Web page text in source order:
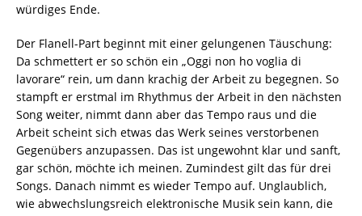
würdiges Ende.
Der Flanell-Part beginnt mit einer gelungenen Täuschung:
Da schmettert er so schön ein „Oggi non ho voglia di
lavorare“ rein, um dann krachig der Arbeit zu begegnen. So
stampft er erstmal im Rhythmus der Arbeit in den nächsten
Song weiter, nimmt dann aber das Tempo raus und die
Arbeit scheint sich etwas das Werk seines verstorbenen
Gegenübers anzupassen. Das ist ungewohnt klar und sanft,
gar schön, möchte ich meinen. Zumindest gilt das für drei
Songs. Danach nimmt es wieder Tempo auf. Unglaublich,
wie abwechslungsreich elektronische Musik sein kann, die